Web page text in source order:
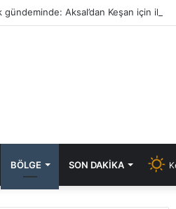
gündeminde: Aksal’dan Keşan için iki
BÖLGE SON DAKIKA